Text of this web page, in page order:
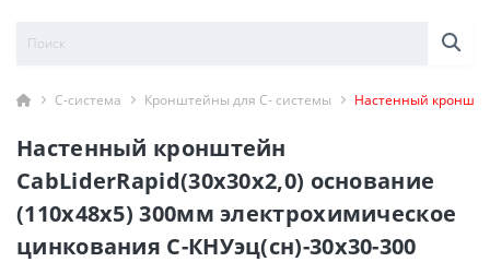
С-система Кронштейны для С- системы Настенный
Настенный кронштейн
CabLiderRapid(30х30х2,0) основание
(110х48х5) 300мм электрохимическое
цинкования С-КНУэц(сн)-30х30-300